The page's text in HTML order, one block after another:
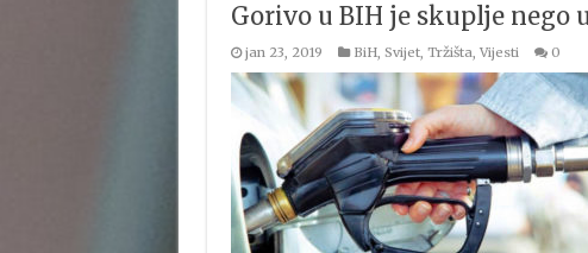
Gorivo u BIH je skuplje
jan 23, 2019 BiH, Svijet, Tržišta, Vijesti 0